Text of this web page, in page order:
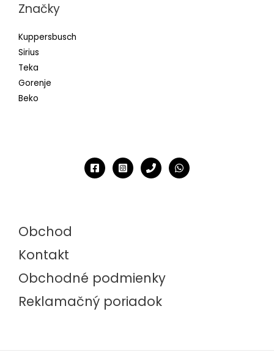
Značky
Kuppersbusch
Sirius
Teka
Gorenje
Beko
Obchod
Kontakt
Obchodné podmienky
Reklamačný poriadok